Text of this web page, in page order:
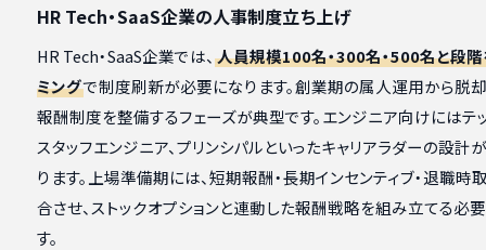
HR Tech・SaaS企業の人事制度立ち上げ
HR Tech・SaaS企業では、 人員規模100名・300名・500名と段
ミングで制度刷新が必要になります。創業期の属人運用から脱却
報酬制度を整備するフェーズが典型です。エンジニア向けにはテ
スタッフエンジニア、プリンシパルといったキャリアラダーの設計
ります。上場準備期には、短期報酬・長期インセンティブ・退職時
合させ、ストックオプションと連動した報酬戦略を組み立てる必
す。